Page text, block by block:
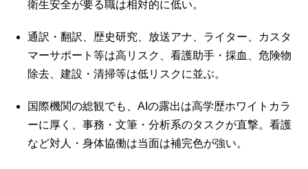
衛生安全が要る職は相対的に低い。
通訳・翻訳、歴史研究、放送アナ、ライター、カスタ
マーサポート等は高リスク、看護助手・採血、危険物
除去、建設・清掃等は低リスクに並ぶ。
国際機関の総観でも、AIの露出は高学歴ホワイトカラ
ーに厚く、事務・文筆・分析系のタスクが直撃。看護
など対人・身体協働は当面は補完色が強い。